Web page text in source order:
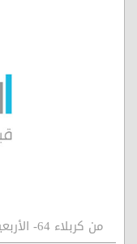
من كربلاء 64- الأربعينية في طريق المهدوية